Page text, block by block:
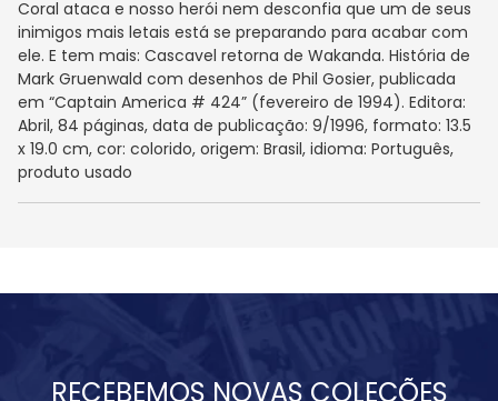
Coral ataca e nosso herói nem desconfia que um de seus
inimigos mais letais está se preparando para acabar com
ele. E tem mais: Cascavel retorna de Wakanda. História de
Mark Gruenwald com desenhos de Phil Gosier, publicada
em “Captain America # 424” (fevereiro de 1994). Editora:
Abril, 84 páginas, data de publicação: 9/1996, formato: 13.5
x 19.0 cm, cor: colorido, origem: Brasil, idioma: Português,
produto usado
RECEBEMOS NOVAS COLEÇÕES